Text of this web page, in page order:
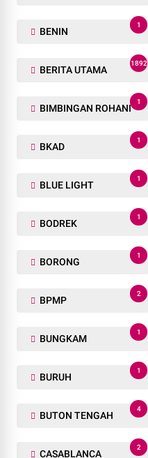
BENIN
1
BERITA UTAMA
1892
BIMBINGAN ROHANI
1
BKAD
1
BLUE LIGHT
1
BODREK
1
BORONG
1
BPMP
2
BUNGKAM
1
BURUH
1
BUTON TENGAH
4
CASABLANCA
2